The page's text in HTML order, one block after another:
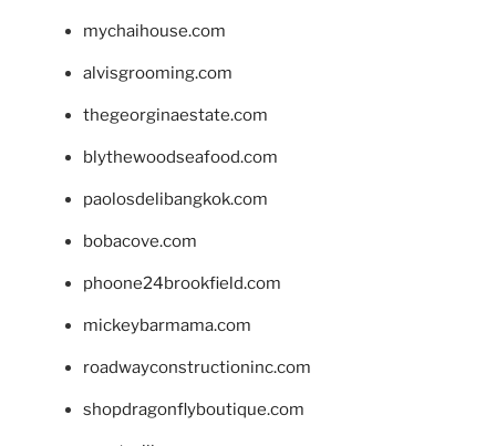
mychaihouse.com
alvisgrooming.com
thegeorginaestate.com
blythewoodseafood.com
paolosdelibangkok.com
bobacove.com
phoone24brookfield.com
mickeybarmama.com
roadwayconstructioninc.com
shopdragonflyboutique.com